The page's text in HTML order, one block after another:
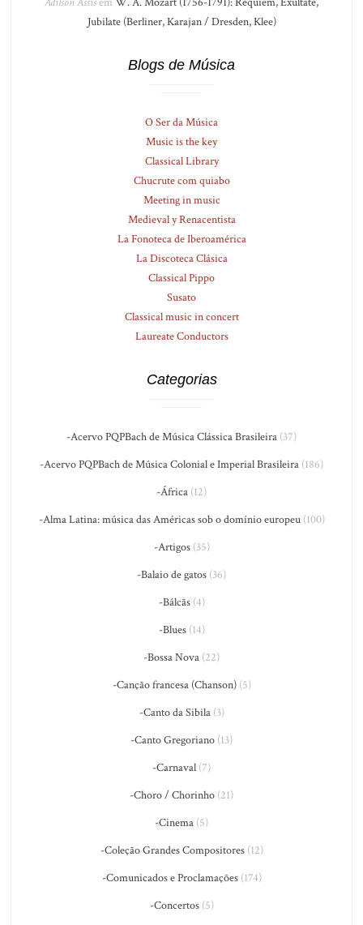
Jubilate (Berliner, Karajan / Dresden, Klee)
Blogs de Música
O Ser da Música
Music is the key
Classical Library
Chucrute com quiabo
Meeting in music
Medieval y Renacentista
La Fonoteca de Iberoamérica
La Discoteca Clásica
Classical Pippo
Susato
Classical music in concert
Laureate Conductors
Categorias
-Acervo PQPBach de Música Clássica Brasileira (37)
-Acervo PQPBach de Música Colonial e Imperial Brasileira (186)
-África (12)
-Alma Latina: música das Américas sob o domínio europeu(100)
-Artigos(35)
-Balaio de gatos (36)
-Bálcãs(4)
-Blues(14)
-Bossa Nova (22)
-Canção francesa (Chanson)(5)
-Canto da Sibila(3)
-Canto Gregoriano (13)
-Carnaval (7)
-Choro / Chorinho (21)
-Cinema (5)
-Coleção Grandes Compositores(12)
-Comunicados e Proclamações(174)
-Concertos(5)